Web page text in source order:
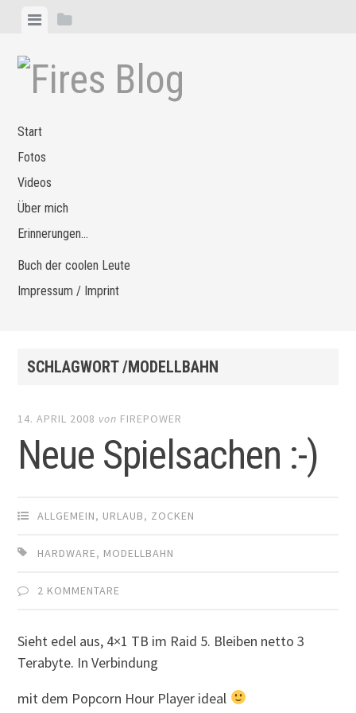
Zum
springen
MenüSeitenleiste
Start
Fotos
Videos
Über mich
Erinnerungen…
Buch der coolen Leute
Impressum / Imprint
SCHLAGWORT /MODELLBAHN
14. APRIL 2008 von FIREPOWER
Neue Spielsachen :-)
ALLGEMEIN, URLAUB, ZOCKEN
HARDWARE, MODELLBAHN
2 KOMMENTARE
Sieht edel aus, 4×1 TB im Raid 5. Bleiben netto 3
Terabyte. In Verbindung
mit dem Popcorn Hour Player ideal